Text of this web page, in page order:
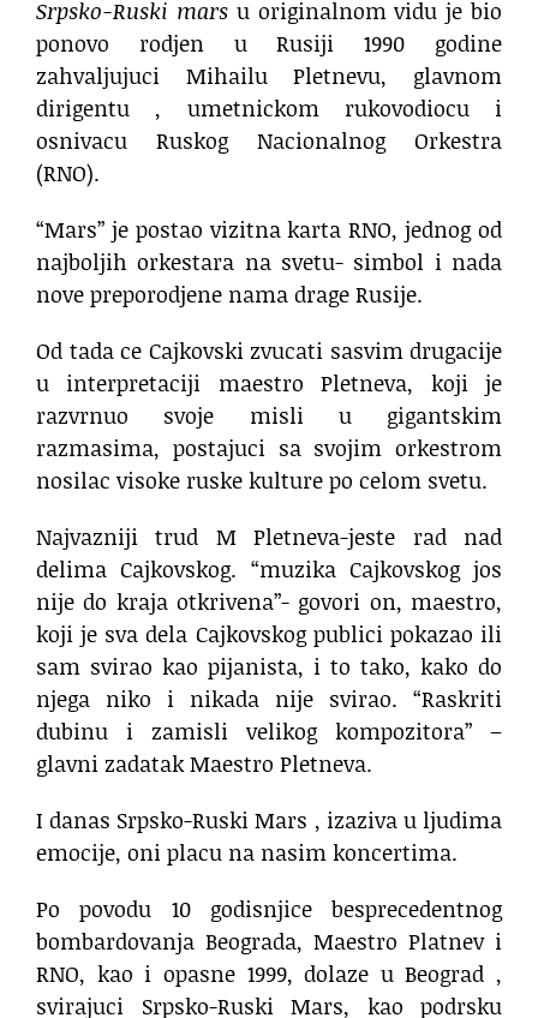
Srpsko-Ruski marsu originalnom vidu je bio
ponovo rodjen u Rusiji 1990 godine
zahvaljujuci Mihailu Pletnevu, glavnom
dirigentu , umetnickom rukovodiocu i
osnivacu Ruskog Nacionalnog Orkestra
(RNO).
“Mars” je postao vizitna karta RNO, jednog od
najboljih orkestara na svetu- simbol i nada
nove preporodjene nama drage Rusije.
Od tada ce Cajkovski zvucati sasvim drugacije
u interpretaciji maestro Pletneva, koji je
razvrnuo svoje misli u gigantskim
razmasima, postajuci sa svojim orkestrom
nosilac visoke ruske kulture po celom svetu.
Najvazniji trud M Pletneva-jeste rad nad
delima Cajkovskog. “muzika Cajkovskog jos
nije do kraja otkrivena”- govori on, maestro,
koji je sva dela Cajkovskog publici pokazao ili
sam svirao kao pijanista, i to tako, kako do
njega niko i nikada nije svirao. “Raskriti
dubinu i zamisli velikog kompozitora” –
glavni zadatak Maestro Pletneva.
I danas Srpsko-Ruski Mars , izaziva u ljudima
emocije, oni placu na nasim koncertima.
Po povodu 10 godisnjice besprecedentnog
bombardovanja Beograda, Maestro Platnev i
RNO, kao i opasne 1999, dolaze u Beograd ,
svirajuci Srpsko-Ruski Mars, kao podrsku